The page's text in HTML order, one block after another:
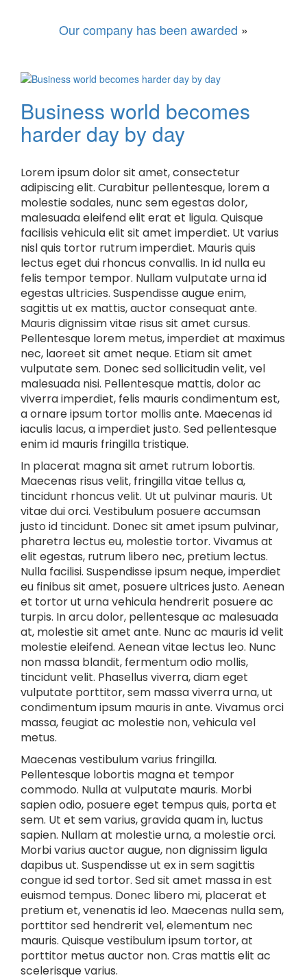
Our company has been awarded »
Business world becomes
harder day by day
Lorem ipsum dolor sit amet, consectetur
adipiscing elit. Curabitur pellentesque, lorem a
molestie sodales, nunc sem egestas dolor,
malesuada eleifend elit erat et ligula. Quisque
facilisis vehicula elit sit amet imperdiet. Ut varius
nisl quis tortor rutrum imperdiet. Mauris quis
lectus eget dui rhoncus convallis. In id nulla eu
felis tempor tempor. Nullam vulputate urna id
egestas ultricies. Suspendisse augue enim,
sagittis ut ex mattis, auctor consequat ante.
Mauris dignissim vitae risus sit amet cursus.
Pellentesque lorem metus, imperdiet at maximus
nec, laoreet sit amet neque. Etiam sit amet
vulputate sem. Donec sed sollicitudin velit, vel
malesuada nisi. Pellentesque mattis, dolor ac
viverra imperdiet, felis mauris condimentum est,
a ornare ipsum tortor mollis ante. Maecenas id
iaculis lacus, a imperdiet justo. Sed pellentesque
enim id mauris fringilla tristique.
In placerat magna sit amet rutrum lobortis.
Maecenas risus velit, fringilla vitae tellus a,
tincidunt rhoncus velit. Ut ut pulvinar mauris. Ut
vitae dui orci. Vestibulum posuere accumsan
justo id tincidunt. Donec sit amet ipsum pulvinar,
pharetra lectus eu, molestie tortor. Vivamus at
elit egestas, rutrum libero nec, pretium lectus.
Nulla facilisi. Suspendisse ipsum neque, imperdiet
eu finibus sit amet, posuere ultrices justo. Aenean
et tortor ut urna vehicula hendrerit posuere ac
turpis. In arcu dolor, pellentesque ac malesuada
at, molestie sit amet ante. Nunc ac mauris id velit
molestie eleifend. Aenean vitae lectus leo. Nunc
non massa blandit, fermentum odio mollis,
tincidunt velit. Phasellus viverra, diam eget
vulputate porttitor, sem massa viverra urna, ut
condimentum ipsum mauris in ante. Vivamus orci
massa, feugiat ac molestie non, vehicula vel
metus.
Maecenas vestibulum varius fringilla.
Pellentesque lobortis magna et tempor
commodo. Nulla at vulputate mauris. Morbi
sapien odio, posuere eget tempus quis, porta et
sem. Ut et sem varius, gravida quam in, luctus
sapien. Nullam at molestie urna, a molestie orci.
Morbi varius auctor augue, non dignissim ligula
dapibus ut. Suspendisse ut ex in sem sagittis
congue id sed tortor. Sed sit amet massa in est
euismod tempus. Donec libero mi, placerat et
pretium et, venenatis id leo. Maecenas nulla sem,
porttitor sed hendrerit vel, elementum nec
mauris. Quisque vestibulum ipsum tortor, at
porttitor metus auctor non. Cras mattis elit ac
scelerisque varius.